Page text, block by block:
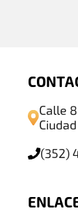
Calle
(352)